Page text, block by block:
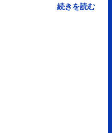
ご登録下さい。続きを読む